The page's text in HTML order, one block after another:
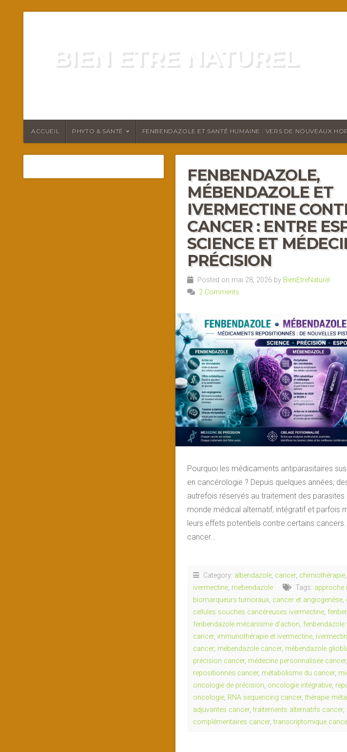
BIEN ETRE NATUREL
ACCUEIL PHYTO & SANTÉ FENBENDAZOLE ET SANTÉ HUMAINE : VERS DE NOUVEAUX
FENBENDAZOLE,
MÉBENDAZOLE ET
IVERMECTINE
CANCER : ENTRE
SCIENCE ET
PRÉCISION
Posted on mai 28, 2026 by BienEtreNaturel
2 Comments
Pourquoi les médicaments antiparasitaires
en cancérologie ? Depuis quelques années,
autrefois réservés au traitement des parasites
monde médical alternatif, intégratif et parfois
leurs effets potentiels contre certains
cancer…
Category: albendazole, cancer, chimiothérapie,
ivermectine, mebendazole Tags: approche
biomarqueurs tumoraux, cancer et angiogenèse,
cellules souches cancéreuses ivermectine,
fenbendazole mécanisme d’action,
cancer, immunothérapie et ivermectine,
cancer, mébendazole cancer, mébendazole
précision cancer, médecine personnalisée cancer,
repositionnés cancer, métabolisme du cancer,
oncologie de précision, oncologie intégrative,
oncologie, RNA sequencing cancer,thérapie
adjuvantes cancer,traitements alternatifs cancer,
complémentaires cancer,transcriptomique